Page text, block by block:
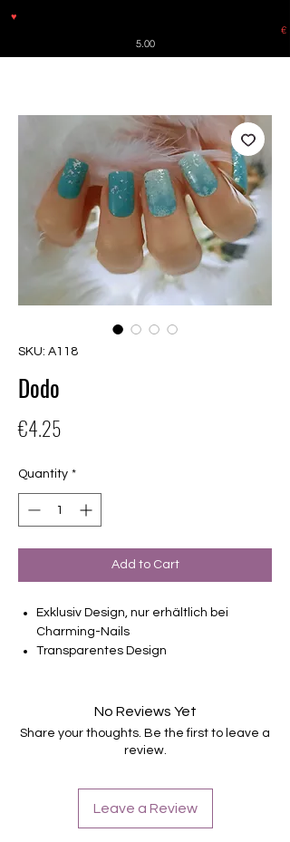
♥
€
5.00
SKU: A118
Dodo
€4.25
Quantity *
Add to Cart
Exklusiv Design, nur erhältlich bei
Charming-Nails
Transparentes Design
Für alle Nägel geeignet
Halten bis zu 14 Tage
No Reviews Yet
Share your thoughts. Be the first to leave a
review.
Leave a Review